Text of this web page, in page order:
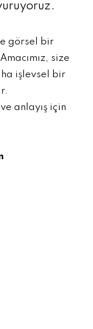
görsel bir
size
işlevsel bir
anlayış için